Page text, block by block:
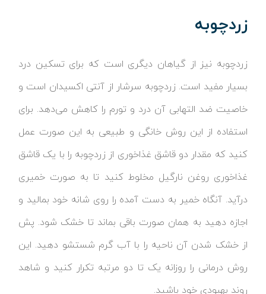
زردچوبه
زردچوبه نیز از گیاهان دیگری است که برای تسکین درد
بسیار مفید است. زردچوبه سرشار از آنتی اکسیدان است و
خاصیت ضد التهابی آن درد و تورم را کاهش می‌دهد. برای
استفاده از این روش خانگی و طبیعی به این صورت عمل
کنید که مقدار دو قاشق غذاخوری از زردچوبه را با یک قاشق
غذاخوری روغن نارگیل مخلوط کنید تا به صورت خمیری
درآید. آنگاه خمیر به دست آمده را روی شانه خود بمالید و
اجازه دهید به همان صورت باقی بماند تا خشک شود. پش
از خشک شدن آن ناحیه را با آب گرم شستشو دهید. این
روش درمانی را روزانه یک تا دو مرتبه تکرار کنید و شاهد
روند بهبودی خود باشید.